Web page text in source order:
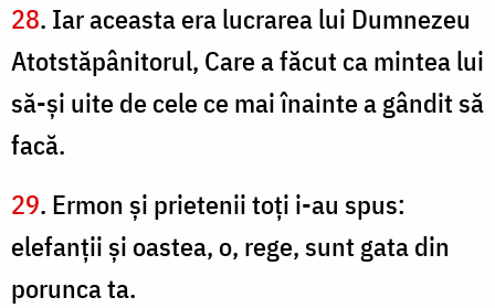
28. Iar aceasta era lucrarea lui Dumnezeu
Atotstăpânitorul, Care a făcut ca mintea lui
să-şi uite de cele ce mai înainte a gândit să
facă.
29. Ermon şi prietenii toţi i-au spus:
elefanţii şi oastea, o, rege, sunt gata din
porunca ta.